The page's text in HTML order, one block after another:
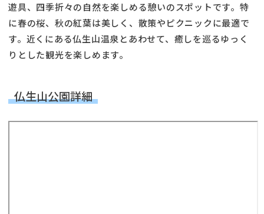
遊具、四季折々の自然を楽しめる憩いのスポットです。特
に春の桜、秋の紅葉は美しく、散策やピクニックに最適で
す。近くにある仏生山温泉とあわせて、癒しを巡るゆっく
りとした観光を楽しめます。
仏生山公園詳細